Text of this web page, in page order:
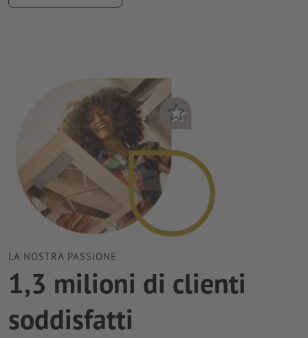
LA NOSTRA PASSIONE
1,3 milioni di clienti
soddisfatti